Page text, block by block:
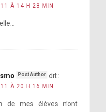
À 14 H 28 MIN
dit :
À 20 H 16 MIN
de mes élèves n’ont